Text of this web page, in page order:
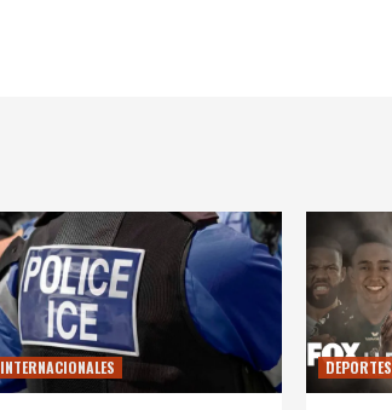
INTERNACIONALES DEPORTES